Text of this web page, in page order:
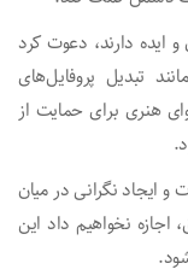
ایده دارند، دعوت کرد
تبدیل پروفایل‌های
هنری برای حمایت از
ایجاد نگرانی در میان
نخواهیم داد این